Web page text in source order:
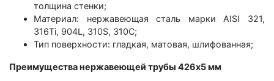
толщина стенки;
Материал: нержавеющая сталь марки AISI 321,
316Ti, 904L, 310S, 310C;
Тип поверхности: гладкая, матовая, шлифованная;
Преимущества нержавеющей трубы 426х5 мм